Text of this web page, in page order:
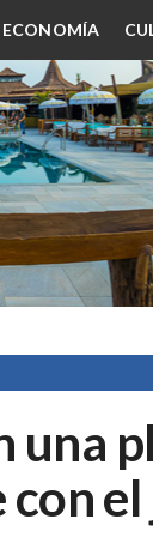
ECONOMÍA
una
el